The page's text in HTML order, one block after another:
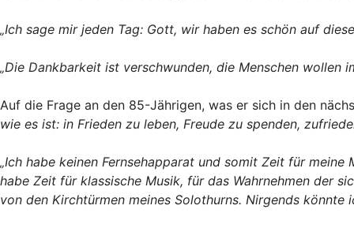
„Ich sage mir jeden Tag: Gott, wir haben es schön auf
„Die Dankbarkeit ist verschwunden, die Menschen wollen
Auf die Frage an den 85-Jährigen, was er sich in den
wie es ist: in Frieden zu leben, Freude zu spenden,
„Ich habe keinen Fernsehapparat und somit Zeit für
habe Zeit für klassische Musik, für das Wahrnehmen der
von den Kirchtürmen meines Solothurns. Nirgends könnte